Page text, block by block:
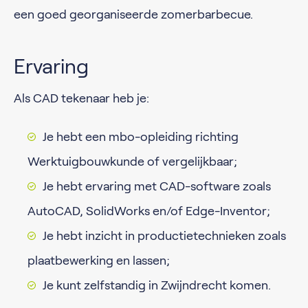
een goed georganiseerde zomerbarbecue.
Ervaring
Als CAD tekenaar heb je:
Je hebt een mbo-opleiding richting
Werktuigbouwkunde of vergelijkbaar;
Je hebt ervaring met CAD-software zoals
AutoCAD, SolidWorks en/of Edge-Inventor;
Je hebt inzicht in productietechnieken zoals
plaatbewerking en lassen;
Je kunt zelfstandig in Zwijndrecht komen.